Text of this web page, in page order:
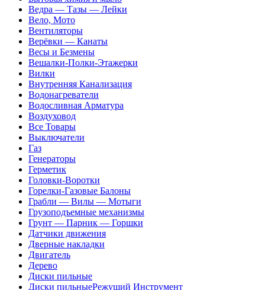
Ведра — Тазы — Лейки
Вело, Мото
Вентиляторы
Верёвки — Канаты
Весы и Безмены
Вешалки-Полки-Этажерки
Вилки
Внутренняя Канализация
Водонагреватели
Водосливная Арматура
Воздуховод
Все Товары
Выключатели
Газ
Генераторы
Герметик
Головки-Воротки
Горелки-Газовые Балоны
Грабли — Вилы — Мотыги
Грузоподъемные механизмы
Грунт — Парник — Горшки
Датчики движения
Дверные накладки
Двигатель
Дерево
Диски пильные
Диски пильныеРежущий Инструмент